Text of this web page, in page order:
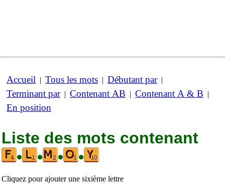
Accueil | Tous les mots | Débutant par|
Terminant par| Contenant AB | Contenant A & B |
En position
Liste des mots contenant
•
• • •
Cliquez pour ajouter une sixième lettre